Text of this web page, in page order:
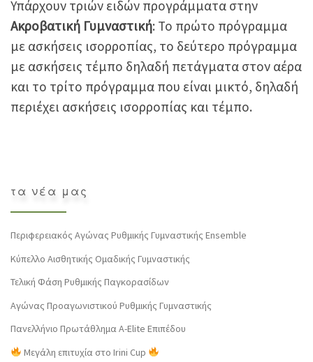
Υπάρχουν τριών ειδών προγράμματα στην
Ακροβατική Γυμναστική: Το πρώτο πρόγραμμα
με ασκήσεις ισορροπίας, το δεύτερο πρόγραμμα
με ασκήσεις τέμπο δηλαδή πετάγματα στον αέρα
και το τρίτο πρόγραμμα που είναι μικτό, δηλαδή
περιέχει ασκήσεις ισορροπίας και τέμπο.
τα νέα μας
Περιφερειακός Αγώνας Ρυθμικής Γυμναστικής Ensemble
Κύπελλο Αισθητικής Ομαδικής Γυμναστικής
Τελική Φάση Ρυθμικής Παγκορασίδων
Αγώνας Προαγωνιστικού Ρυθμικής Γυμναστικής
Πανελλήνιο Πρωτάθλημα Α-Elite Επιπέδου
Μεγάλη επιτυχία στο Irini Cup